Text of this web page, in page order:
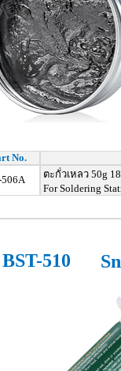
No.
506A
ตะกั่วเหลว 50g
For Soldering
BST-510